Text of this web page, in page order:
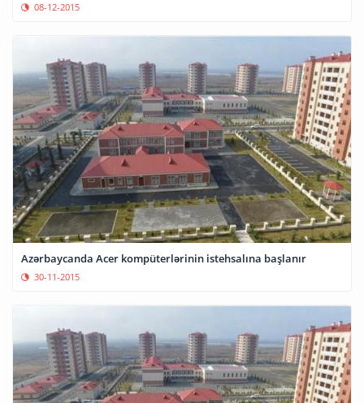
08-12-2015
Azərbaycanda Acer kompüterlərinin istehsalına başlanır
30-11-2015